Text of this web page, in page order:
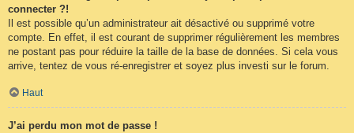
connecter ?!
Il est possible qu’un administrateur ait désactivé ou supprimé votre
compte. En effet, il est courant de supprimer régulièrement les membres
ne postant pas pour réduire la taille de la base de données. Si cela vous
arrive, tentez de vous ré-enregistrer et soyez plus investi sur le forum.
Haut
J’ai perdu mon mot de passe !